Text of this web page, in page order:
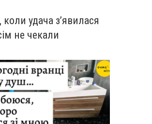
коли удача з’явилася
не чекали